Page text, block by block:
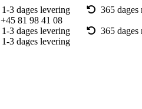
1-3 dages levering
365 dages
+45 81 98 41 08
1-3 dages levering
365 dages
1-3 dages levering